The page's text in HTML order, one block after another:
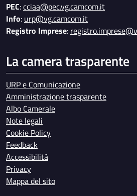
PEC:cciaa@pec.vg.camcom.it
Info: urp@vg.camcom.it
Registro Imprese:
La camera trasparente
URP e Comunicazione
Amministrazione trasparente
Albo Camerale
Note legali
Cookie Policy
Feedback
Accessibilità
Privacy
Mappa del sito